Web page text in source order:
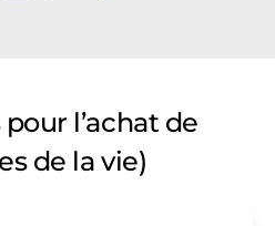
l’achat de
de la vie)